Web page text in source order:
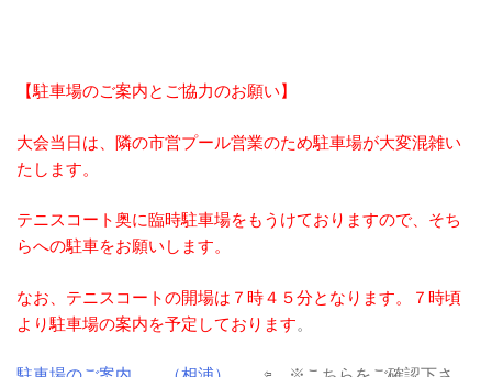
【駐車場のご案内とご協力のお願い】
大会当日は、隣の市営プール営業のため駐車場が大変混雑い
たします。
テニスコート奥に臨時駐車場をもうけておりますので、そち
らへの駐車をお願いします。
なお、テニスコートの開場は７時４５分となります。７時頃
より駐車場の案内を予定しております。